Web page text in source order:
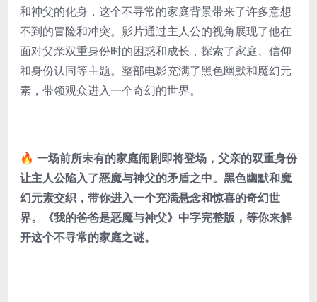
和神父的化身，这个不寻常的家庭背景带来了许多意想
不到的冒险和冲突。影片通过主人公的视角展现了他在
面对父亲双重身份时的困惑和成长，探索了家庭、信仰
和身份认同等主题。整部电影充满了黑色幽默和魔幻元
素，带领观众进入一个奇幻的世界。
🔥 一场前所未有的家庭闹剧即将登场，父亲的双重身份
让主人公陷入了恶魔与神父的矛盾之中。黑色幽默和魔
幻元素交织，带你进入一个充满悬念和惊喜的奇幻世
界。《我的爸爸是恶魔与神父》中字完整版，等你来解
开这个不寻常的家庭之谜。